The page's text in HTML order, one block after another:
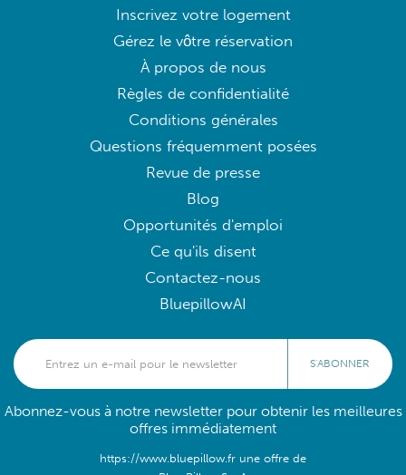
Inscrivez votre logement
Gérez le vôtre réservation
À propos de nous
Règles de confidentialité
Conditions générales
Questions fréquemment posées
Revue de presse
Blog
Opportunités d'emploi
Ce qu'ils disent
Contactez-nous
BluepillowAI
S'ABONNER
Abonnez-vous à notre newsletter pour obtenir les meilleures
offres immédiatement
https://www.bluepillow.fr une offre de